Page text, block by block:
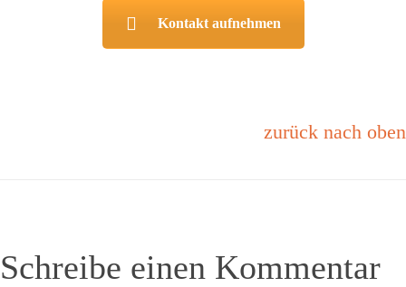
Kontakt aufnehmen
zurück nach oben
Schreibe einen Kommentar